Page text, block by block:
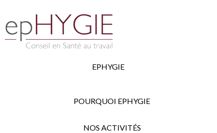
EPHYGIE
POURQUOI EPHYGIE
NOS ACTIVITÉS